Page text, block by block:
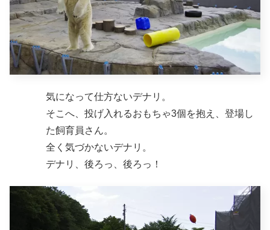
気になって仕方ないデナリ。
そこへ、投げ入れるおもちゃ3個を抱え、登場し
た飼育員さん。
全く気づかないデナリ。
デナリ、後ろっ、後ろっ！